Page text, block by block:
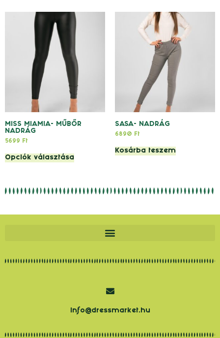
MISS MIAMIA- MŰBŐR
NADRÁG
5699 Ft
Opciók választása
SASA- NADRÁG
6890 Ft
Kosárba teszem
info@dressmarket.hu